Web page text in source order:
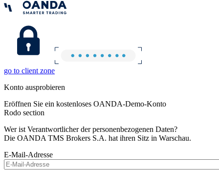
go to client zone
Konto ausprobieren
Eröffnen Sie ein kostenloses OANDA-Demo-Konto
Rodo section
Wer ist Verantwortlicher der personenbezogenen Daten?
Die OANDA TMS Brokers S.A. hat ihren Sitz in Warschau.
E-Mail-Adresse